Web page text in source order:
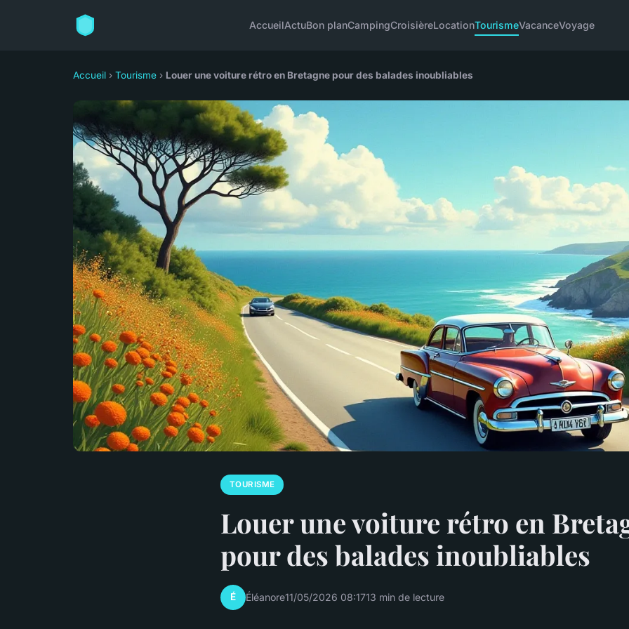
AccueilActuBon planCampingCroisièreLocationTourismeVacanceVoyage
Accueil › Tourisme › Louer une voiture rétro en Bretagne pour des balades inoubliables
TOURISME
Louer une voiture rétro en
pour des balades inoubliables
É Éléanore11/05/2026 08:1713 min de lecture